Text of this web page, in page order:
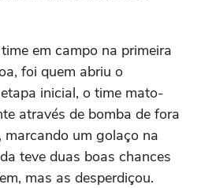
em campo na primeira
foi quem abriu o
inicial, o time mato-
através de bomba de fora
marcando um golaço na
teve duas boas chances
mas as desperdiçou.